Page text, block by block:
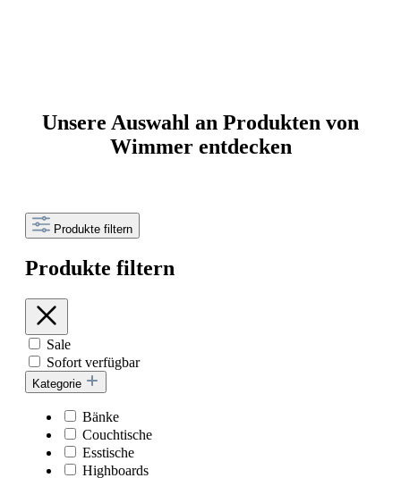
Unsere Auswahl an Produkten von
Wimmer entdecken
Produkte filtern
Produkte filtern
Sale
Sofort verfügbar
Kategorie
Bänke
Couchtische
Esstische
Highboards